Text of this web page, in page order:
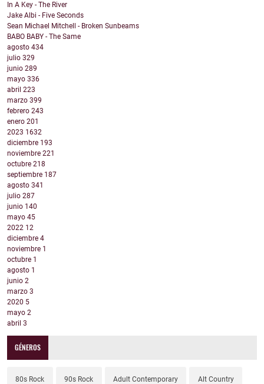
In A Key - The River
Jake Albi - Five Seconds
Sean Michael Mitchell - Broken Sunbeams
BABO BABY - The Same
agosto 434
julio 329
junio 289
mayo 336
abril 223
marzo 399
febrero 243
enero 201
2023 1632
diciembre 193
noviembre 221
octubre 218
septiembre 187
agosto 341
julio 287
junio 140
mayo 45
2022 12
diciembre 4
noviembre 1
octubre 1
agosto 1
junio 2
marzo 3
2020 5
mayo 2
abril 3
GÉNEROS
80s Rock 90s Rock Adult Contemporary Alt Country